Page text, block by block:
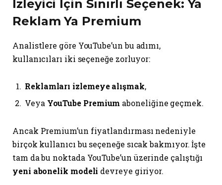
İzleyici İçin Sınırlı Seçenek: Ya
Reklam Ya Premium
Analistlere göre YouTube’un bu adımı,
kullanıcıları iki seçeneğe zorluyor:
Reklamları izlemeye alışmak,
Veya YouTube Premium aboneliğine geçmek.
Ancak Premium’un fiyatlandırması nedeniyle
birçok kullanıcı bu seçeneğe sıcak bakmıyor. İşte
tam da bu noktada YouTube’un üzerinde çalıştığı
yeni abonelik modeli devreye giriyor.